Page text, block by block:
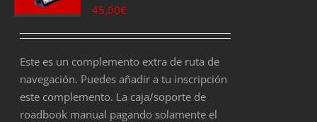
45,00€
Este es un complemento extra de ruta de
navegación. Puedes añadir a tu inscripción
este complemento. La caja/soporte de
roadbook manual pagando solamente el